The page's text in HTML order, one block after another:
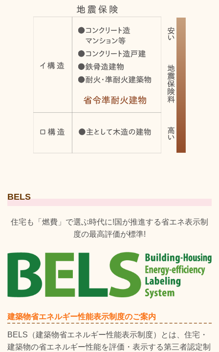
BELS
住宅も「燃費」で選ぶ時代に!国が推進する省エネ表示制
度の最高評価が標準!
建築物省エネルギー性能表示制度のご案内
BELS（建築物省エネルギー性能表示制度）とは、住宅・
建築物の省エネルギー性能を評価・表示する第三者認定制